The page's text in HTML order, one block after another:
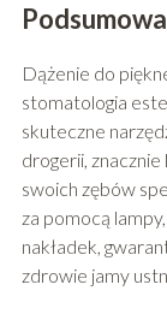
Dążenie do
stomatologia
skuteczne
drogerii,
swoich zębów
za pomocą
nakładek,
zdrowie jamy